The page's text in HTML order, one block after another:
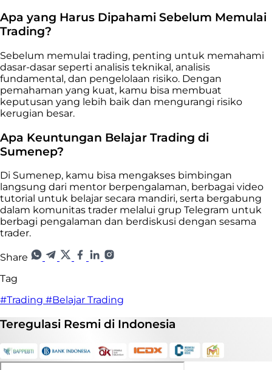
Apa yang Harus Dipahami Sebelum Memulai
Trading?
Sebelum memulai trading, penting untuk memahami
dasar-dasar seperti analisis teknikal, analisis
fundamental, dan pengelolaan risiko. Dengan
pemahaman yang kuat, kamu bisa membuat
keputusan yang lebih baik dan mengurangi risiko
kerugian besar.
Apa Keuntungan Belajar Trading di
Sumenep?
Di Sumenep, kamu bisa mengakses bimbingan
langsung dari mentor berpengalaman, berbagai video
tutorial untuk belajar secara mandiri, serta bergabung
dalam komunitas trader melalui grup Telegram untuk
berbagi pengalaman dan berdiskusi dengan sesama
trader.
Share
Tag
#Trading #Belajar Trading
Teregulasi Resmi di Indonesia